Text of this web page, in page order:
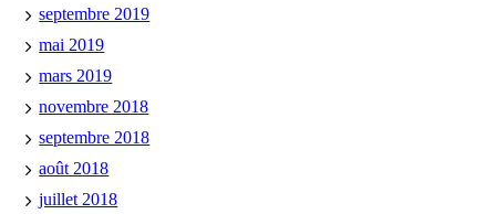
septembre 2019
mai 2019
mars 2019
novembre 2018
septembre 2018
août 2018
juillet 2018